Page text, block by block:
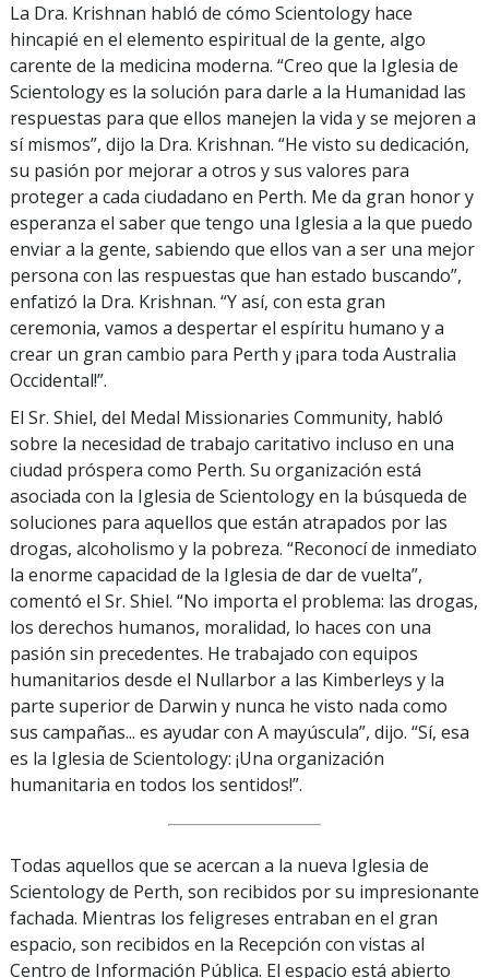
La Dra. Krishnan habló de cómo Scientology hace
hincapié en el elemento espiritual de la gente, algo
carente de la medicina moderna. “Creo que la Iglesia de
Scientology es la solución para darle a la Humanidad las
respuestas para que ellos manejen la vida y se mejoren a
sí mismos”, dijo la Dra. Krishnan. “He visto su dedicación,
su pasión por mejorar a otros y sus valores para
proteger a cada ciudadano en Perth. Me da gran honor y
esperanza el saber que tengo una Iglesia a la que puedo
enviar a la gente, sabiendo que ellos van a ser una mejor
persona con las respuestas que han estado buscando”,
enfatizó la Dra. Krishnan. “Y así, con esta gran
ceremonia, vamos a despertar el espíritu humano y a
crear un gran cambio para Perth y ¡para toda Australia
Occidental!”.
El Sr. Shiel, del Medal Missionaries Community, habló
sobre la necesidad de trabajo caritativo incluso en una
ciudad próspera como Perth. Su organización está
asociada con la Iglesia de Scientology en la búsqueda de
soluciones para aquellos que están atrapados por las
drogas, alcoholismo y la pobreza. “Reconocí de inmediato
la enorme capacidad de la Iglesia de dar de vuelta”,
comentó el Sr. Shiel. “No importa el problema: las drogas,
los derechos humanos, moralidad, lo haces con una
pasión sin precedentes. He trabajado con equipos
humanitarios desde el Nullarbor a las Kimberleys y la
parte superior de Darwin y nunca he visto nada como
sus campañas... es ayudar con A mayúscula”, dijo. “Sí, esa
es la Iglesia de Scientology: ¡Una organización
humanitaria en todos los sentidos!”.
Todas aquellos que se acercan a la nueva Iglesia de
Scientology de Perth, son recibidos por su impresionante
fachada. Mientras los feligreses entraban en el gran
espacio, son recibidos en la Recepción con vistas al
Centro de Información Pública. El espacio está abierto